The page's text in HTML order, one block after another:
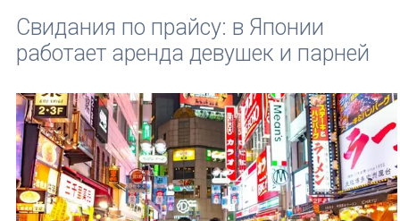
Свидания по прайсу: в Японии
работает аренда девушек и парней